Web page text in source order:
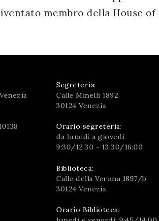
membro della House of
Segreteria:
Calle Minelli 1892
30124 Venezia
Orario segreteria:
da lunedì a giovedì
9:30/12:30 - 13:30/16:00
Biblioteca:
Calle della Verona 1897/b
30124 Venezia
Orario Biblioteca: